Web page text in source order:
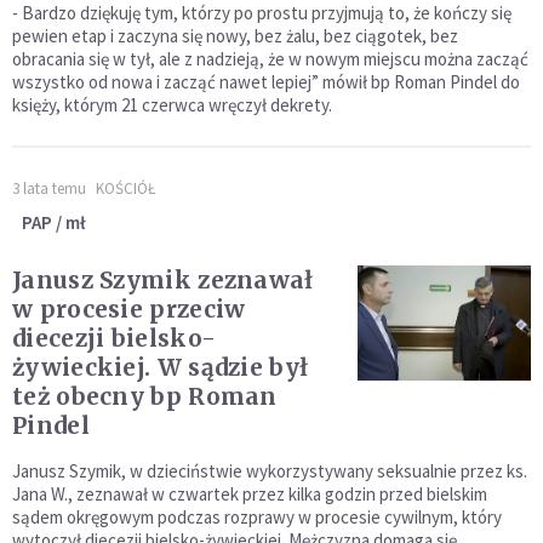
- Bardzo dziękuję tym, którzy po prostu przyjmują to, że kończy się
pewien etap i zaczyna się nowy, bez żalu, bez ciągotek, bez
obracania się w tył, ale z nadzieją, że w nowym miejscu można zacząć
wszystko od nowa i zacząć nawet lepiej” mówił bp Roman Pindel do
księży, którym 21 czerwca wręczył dekrety.
3 lata temu KOŚCIÓŁ
PAP / mł
Janusz Szymik zeznawał
w procesie przeciw
diecezji bielsko-
żywieckiej. W sądzie był
też obecny bp Roman
Pindel
Janusz Szymik, w dzieciństwie wykorzystywany seksualnie przez ks.
Jana W., zeznawał w czwartek przez kilka godzin przed bielskim
sądem okręgowym podczas rozprawy w procesie cywilnym, który